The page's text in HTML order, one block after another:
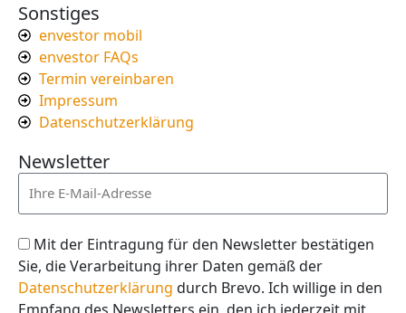
Sonstiges
envestor mobil
envestor FAQs
Termin vereinbaren
Impressum
Datenschutzerklärung
Newsletter
Mit der Eintragung für den Newsletter bestätigen
Sie, die Verarbeitung ihrer Daten gemäß der
Datenschutzerklärung durch Brevo. Ich willige in den
Empfang des Newsletters ein, den ich jederzeit mit